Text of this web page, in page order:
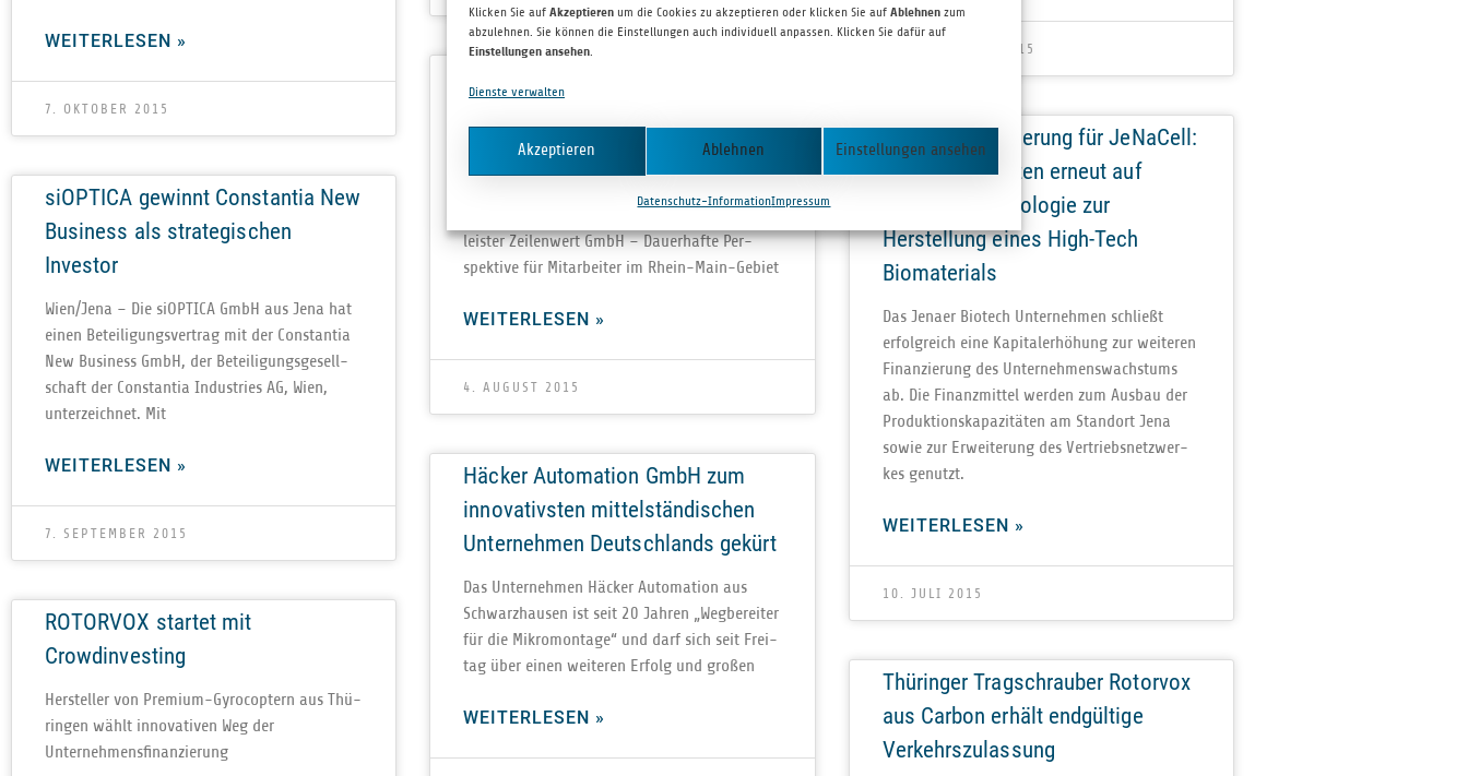
Klicken Sie auf Akzeptieren um die Cookies zu akzeptieren oder klicken Sie auf Ablehnen zum
abzulehnen. Sie können die Einstellungen auch individuell anpassen. Klicken Sie dafür auf
Einstellungen ansehen
Dienste verwalten
Akzeptieren Ablehnen Einstellungen ansehen
Datenschutz-InformationImpressum
WEITERLESEN »
7. OKTOBER 2015
18. SEPTEMBER 2015
siOPTICA gewinnt Constantia New
Business als strategischen
Investor
Wien/Jena – Die siOP­TICA GmbH aus Jena hat
einen Betei­li­gungs­ver­trag mit der Con­stan­tia
New Busi­ness GmbH, der Betei­li­gungs­ge­sell­
schaft der Con­stan­tia Indus­tries AG, Wien,
unter­zeich­net. Mit
WEITERLESEN »
7. SEPTEMBER 2015
Libreka
leis­ter Zei­len­wert GmbH – Dau­er­hafte Per­
spek­tive für Mit­ar­bei­ter im Rhein-Main-Gebiet
WEITERLESEN »
4. AUGUST 2015
Weitere Finanzierung für JeNaCell:
Investoren setzen erneut auf
Plattformtechnologie zur
Herstellung eines High-Tech
Biomaterials
Das Jenaer Bio­tech Unter­neh­men schließt
erfolg­reich eine Kapi­tal­erhö­hung zur wei­te­ren
Finan­zie­rung des Unter­neh­mens­wachs­tums
ab. Die Finanz­mit­tel wer­den zum Aus­bau der
Pro­duk­ti­ons­ka­pa­zi­tä­ten am Stand­ort Jena
sowie zur Erwei­te­rung des Ver­triebs­netz­wer­
kes genutzt.
WEITERLESEN »
10. JULI 2015
ROTORVOX startet mit
Crowdinvesting
Her­stel­ler von Pre­mium-Gyro­c­op­tern aus Thü­
rin­gen wählt inno­va­ti­ven Weg der
Unternehmensfinanzierung
Häcker Automation GmbH zum
innovativsten mittelständischen
Unternehmen Deutschlands gekürt
Das Unter­neh­men Häcker Auto­ma­tion aus
Schwarz­hau­sen ist seit 20 Jah­ren „Weg­be­rei­ter
für die Mikro­mon­tage“ und darf sich seit Frei­
tag über einen wei­te­ren Erfolg und großen
WEITERLESEN »
Thüringer Tragschrauber Rotorvox
aus Carbon erhält endgültige
Verkehrszulassung